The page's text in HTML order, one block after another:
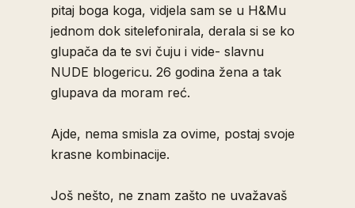
pitaj boga koga, vidjela sam se u H&Mu
jednom dok sitelefonirala, derala si se ko
glupača da te svi čuju i vide- slavnu
NUDE blogericu. 26 godina žena a tak
glupava da moram reć.
Ajde, nema smisla za ovime, postaj svoje
krasne kombinacije.
Još nešto, ne znam zašto ne uvažavaš